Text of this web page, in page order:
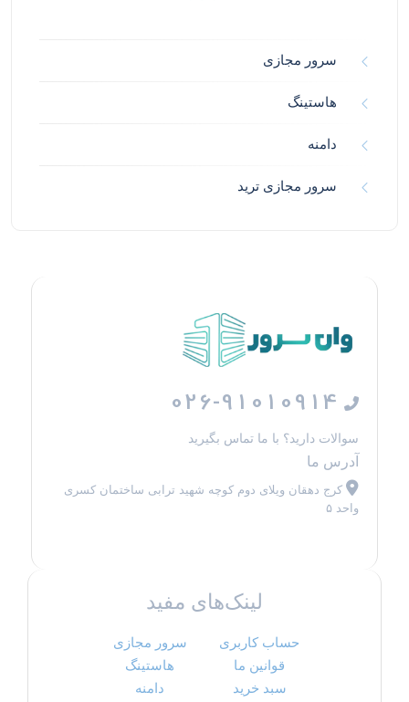
سرور مجازی
هاستینگ
دامنه
سرور مجازی ترید
026-91010914
سوالات دارید؟ با ما تماس بگیرید
آدرس ما
کرج دهقان ویلای دوم کوچه شهید ترابی ساختمان کسری
واحد ۵
لینک‌های مفید
حساب کاربری
قوانین ما
سبد خرید
سرور مجازی
هاستینگ
دامنه